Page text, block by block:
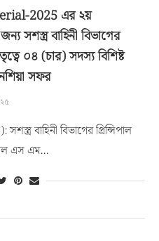
2025 এর ২য়
সশস্ত্র বাহিনী বিভাগের
০৪ (চার) সদস্য বিশিষ্ট
সফর
বাহিনী বিভাগের প্রিন্সিপাল
এস এম…